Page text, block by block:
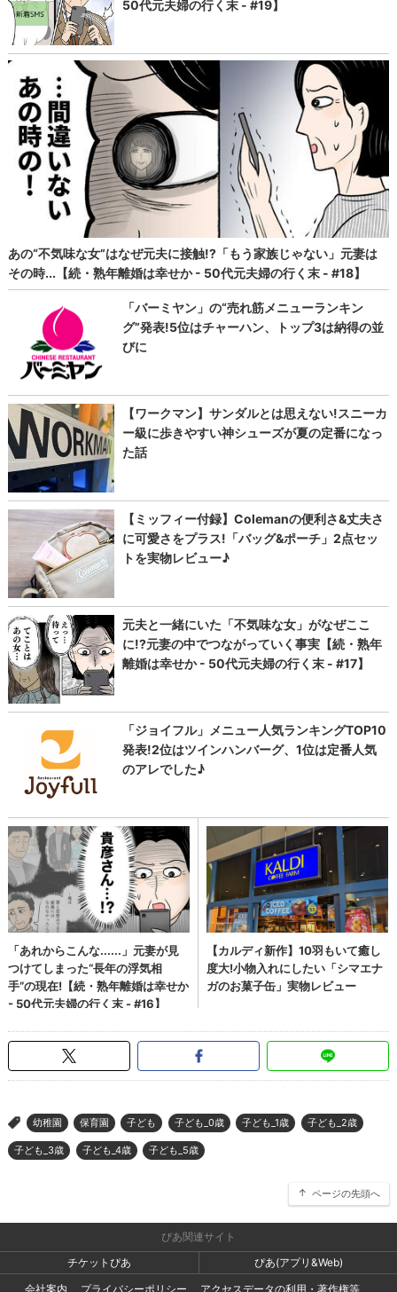
> 幼稚園 保育園 子ども 子ども_0歳 子ども_1歳 子ども_2歳
子ども_3歳 子ども_4歳 子ども_5歳
ページの先頭へ
ぴあ関連サイト
チケットぴあ
ぴあ(アプリ&Web)
会社案内
プライバシーポリシー アクセスデータの利用・著作権等